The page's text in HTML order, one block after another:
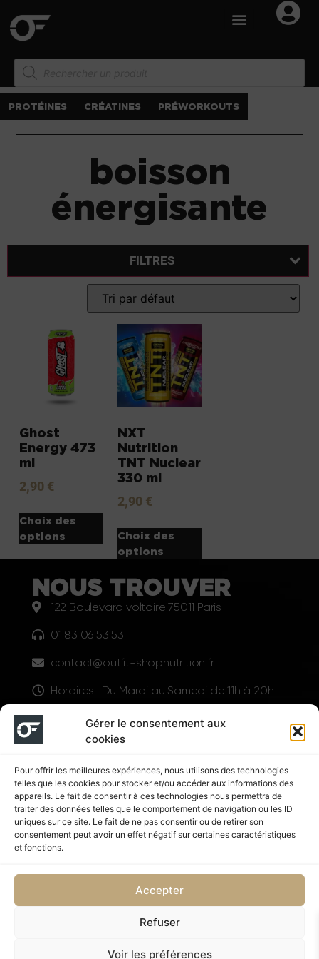
Gérer le consentement aux
cookies
Pour offrir les meilleures expériences, nous utilisons des technologies
telles que les cookies pour stocker et/ou accéder aux informations des
appareils. Le fait de consentir à ces technologies nous permettra de
traiter des données telles que le comportement de navigation ou les ID
uniques sur ce site. Le fait de ne pas consentir ou de retirer son
consentement peut avoir un effet négatif sur certaines caractéristiques
et fonctions.
Accepter
Refuser
Voir les préférences
PROTÉINES CRÉATINES PRÉWORKOUTS
boisson
énergisante
FILTRES
Ghost
Energy 473
ml
2,90 €
Choix des
options
NXT
Nutrition
TNT Nuclear
330 ml
2,90 €
Choix des
options
NOUS TROUVER
122 Boulevard voltaire 75011 Paris
01 83 06 53 53
contact@outfit-shopnutrition.fr
Horaires : Du Mardi au Samedi de 11h à 20h
LIENS UTILES